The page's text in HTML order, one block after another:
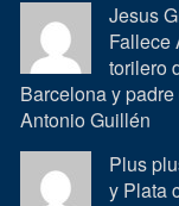
Jesus
Fallece
torilero
Barcelona y
Antonio Guillén
Plus
y Plata